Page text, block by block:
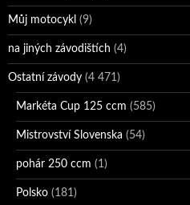
Můj motocykl (9)
na jiných závodištích (4)
Ostatní závody (4 471)
Markéta Cup 125 ccm (585)
Mistrovství Slovenska (54)
pohár 250 ccm (1)
Polsko (181)